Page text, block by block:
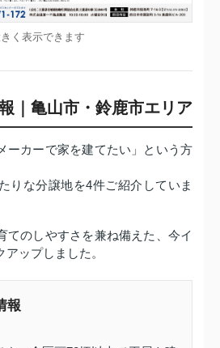
く表示できます
｜亀山市・鈴鹿市エリア
ーカーで家を建てたい」という方
りな分譲地を4件ご紹介していま
てのしやすさを兼ね備えた、今イ
ップしました。
報